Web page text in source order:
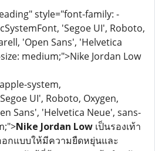
style="font-family: -
'Segoe UI', Roboto,
'Open Sans', 'Helvetica
medium;">Nike Jordan Low
system,
UI', Roboto, Oxygen,
Sans', 'Helvetica Neue', sans-
Nike Jordan Low เป็นรองเท้า
กแบบให้มีความยืดหยุ่นและ